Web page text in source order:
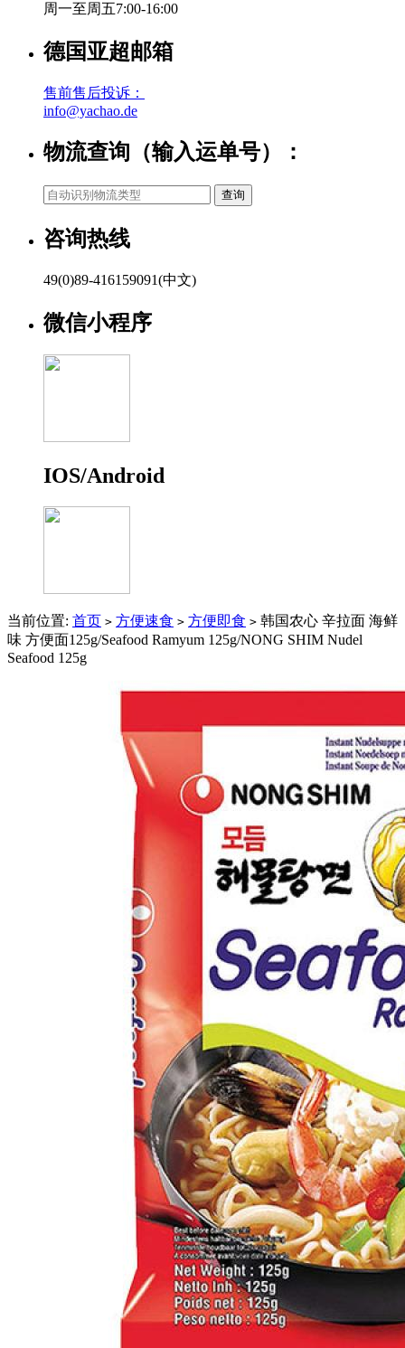
周一至周五7:00-16:00
德国亚超邮箱
售前售后投诉：
info@yachao.de
物流查询（输入运单号）：
咨询热线
49(0)89-416159091(中文)
微信小程序
IOS/Android
当前位置: 首页 > 方便速食 > 方便即食 > 韩国农心 辛拉面 海鲜
味 方便面125g/Seafood Ramyum 125g/NONG SHIM Nudel
Seafood 125g